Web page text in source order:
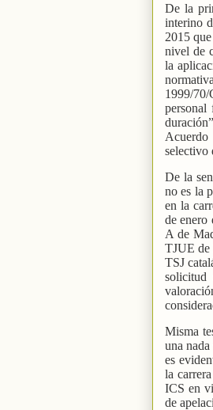
De la
interino
2015
nivel de
la
1999/70/
personal
selectivo
De la
no es la
en la
de enero
A de
TJUE de
TSJ
solicitud
Misma
una
es
la
ICS en
de